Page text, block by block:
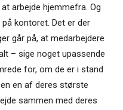
arbejde hjemmefra. Og
kontoret. Det er der
går på, at medarbejdere
– sige noget upassende
for, om de er i stand
en af deres største
sammen med deres